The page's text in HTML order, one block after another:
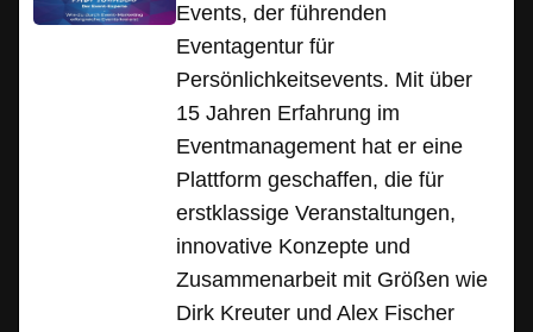
Events, der führenden
Eventagentur für
Persönlichkeitsevents. Mit über
15 Jahren Erfahrung im
Eventmanagement hat er eine
Plattform geschaffen, die für
erstklassige Veranstaltungen,
innovative Konzepte und
Zusammenarbeit mit Größen wie
Dirk Kreuter und Alex Fischer